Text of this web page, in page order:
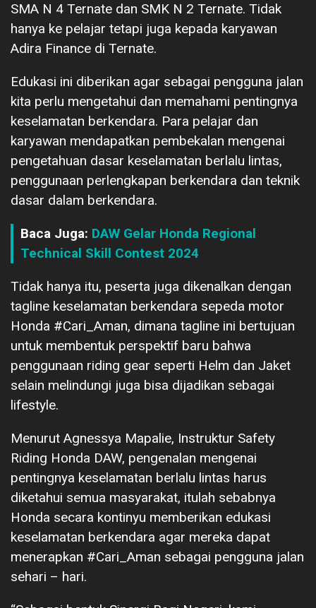
SMA N 4 Ternate dan SMK N 2 Ternate. Tidak
hanya ke pelajar tetapi juga kepada karyawan
Adira Finance di Ternate.
Edukasi ini diberikan agar sebagai pengguna jalan
kita perlu mengetahui dan memahami pentingnya
keselamatan berkendara. Para pelajar dan
karyawan mendapatkan pembekalan mengenai
pengetahuan dasar keselamatan berlalu lintas,
penggunaan perlengkapan berkendara dan teknik
dasar dalam berkendara.
Baca Juga: DAW Gelar Honda Regional
Technical Skill Contest 2024
Tidak hanya itu, peserta juga dikenalkan dengan
tagline keselamatan berkendara sepeda motor
Honda #Cari_Aman, dimana tagline ini bertujuan
untuk membentuk perspektif baru bahwa
penggunaan riding gear seperti Helm dan Jaket
selain melindungi juga bisa dijadikan sebagai
lifestyle.
Menurut Agnessya Mapalie, Instruktur Safety
Riding Honda DAW, pengenalan mengenai
pentingnya keselamatan berlalu lintas harus
diketahui semua masyarakat, itulah sebabnya
Honda secara kontinyu memberikan edukasi
keselamatan berkendara agar mereka dapat
menerapkan #Cari_Aman sebagai pengguna jalan
sehari – hari.